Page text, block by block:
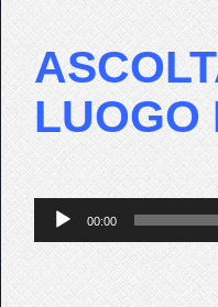
LUOGO
Audio
Player
00:00